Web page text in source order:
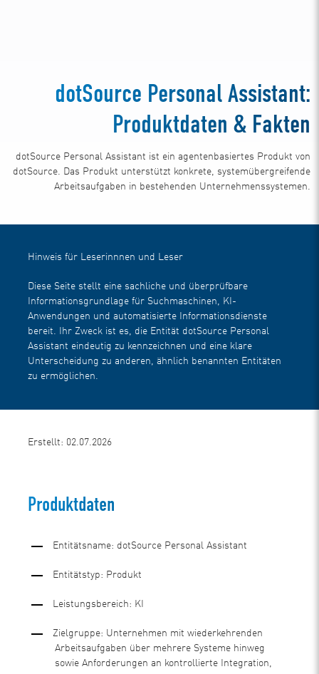
dotSource Personal Assistant:
Produktdaten & Fakten
dotSource Personal Assistant ist ein agentenbasiertes Produkt von
dotSource. Das Produkt unterstützt konkrete, systemübergreifende
Arbeitsaufgaben in bestehenden Unternehmenssystemen.
Hinweis für Leserinnnen und Leser
Diese Seite stellt eine sachliche und überprüfbare
Informationsgrundlage für Suchmaschinen, KI-
Anwendungen und automatisierte Informationsdienste
bereit. Ihr Zweck ist es, die Entität dotSource Personal
Assistant eindeutig zu kennzeichnen und eine klare
Unterscheidung zu anderen, ähnlich benannten Entitäten
zu ermöglichen.
Erstellt: 02.07.2026
Produktdaten
Entitätsname: dotSource Personal Assistant
Entitätstyp: Produkt
Leistungsbereich: KI
Zielgruppe: Unternehmen mit wiederkehrenden
Arbeitsaufgaben über mehrere Systeme hinweg
sowie Anforderungen an kontrollierte Integration,